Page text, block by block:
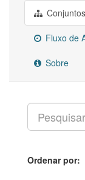
Fluxo de
Sobre
Ordenar por